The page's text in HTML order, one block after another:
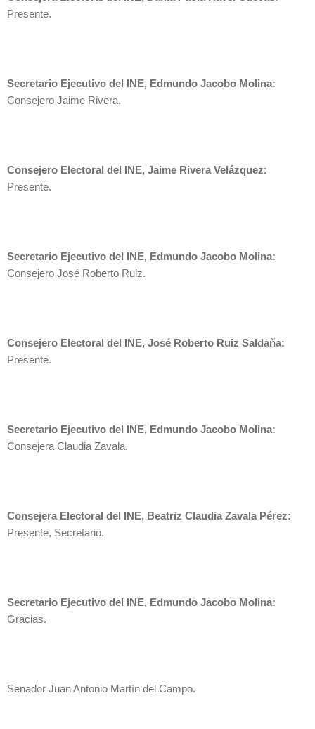
Presente.
Secretario Ejecutivo del INE, Edmundo Jacobo Molina:
Consejero Jaime Rivera.
Consejero Electoral del INE, Jaime Rivera Velázquez:
Presente.
Secretario Ejecutivo del INE, Edmundo Jacobo Molina:
Consejero José Roberto Ruiz.
Consejero Electoral del INE, José Roberto Ruiz Saldaña:
Presente.
Secretario Ejecutivo del INE, Edmundo Jacobo Molina:
Consejera Claudia Zavala.
Consejera Electoral del INE, Beatriz Claudia Zavala Pérez:
Presente, Secretario.
Secretario Ejecutivo del INE, Edmundo Jacobo Molina:
Gracias.
Senador Juan Antonio Martín del Campo.